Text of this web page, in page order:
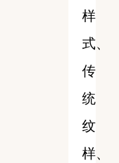
样
式、
传
统
纹
样、